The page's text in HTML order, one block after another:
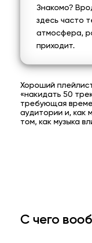
Знакомо?
здесь часто
атмосфера,
приходит.
Хороший
«накидать 50
требующая
аудитории и, как
том, как музыка
С чего